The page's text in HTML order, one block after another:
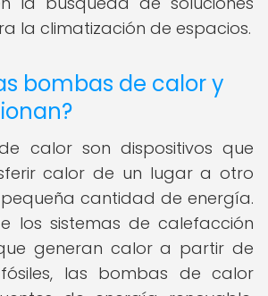
la climatización de espacios.
bombas de calor y
calor son dispositivos que
calor de un lugar a otro
cantidad de energía.
los sistemas de calefacción
generan calor a partir de
las bombas de calor